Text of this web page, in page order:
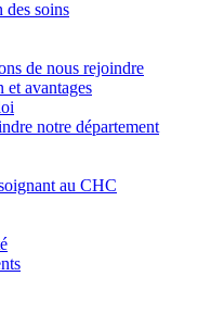
des soins
de nous rejoindre
et avantages
notre département
au CHC